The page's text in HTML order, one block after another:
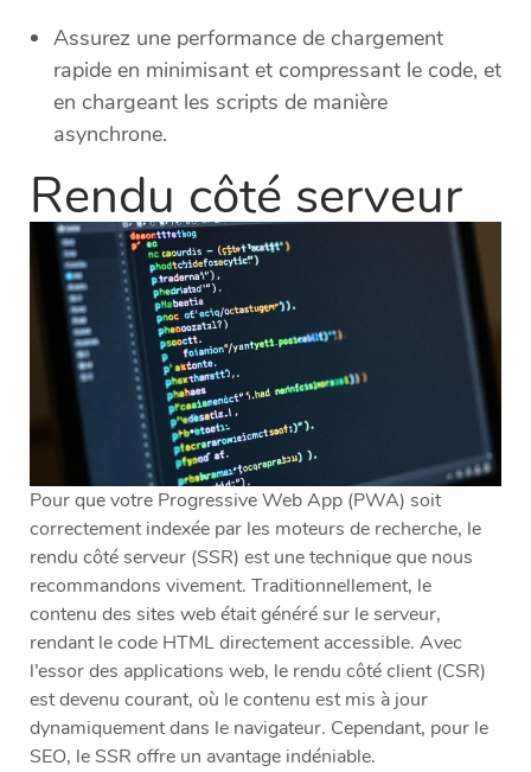
Assurez une performance de chargement
rapide en minimisant et compressant le code, et
en chargeant les scripts de manière
asynchrone.
Rendu côté serveur
Pour que votre Progressive Web App (PWA) soit
correctement indexée par les moteurs de recherche, le
rendu côté serveur (SSR) est une technique que nous
recommandons vivement. Traditionnellement, le
contenu des sites web était généré sur le serveur,
rendant le code HTML directement accessible. Avec
l’essor des applications web, le rendu côté client (CSR)
est devenu courant, où le contenu est mis à jour
dynamiquement dans le navigateur. Cependant, pour le
SEO, le SSR offre un avantage indéniable.